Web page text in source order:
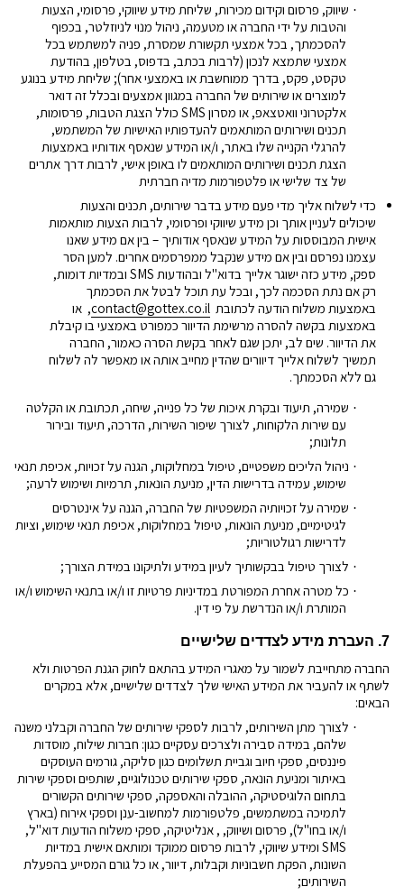
· שיווק, פרסום וקידום מכירות, שליחת מידע שיווקי, פרסומי, הצעות
והטבות על ידי החברה או מטעמה, ניהול מנוי לניוזלטר, בכפוף
להסכמתך, בכל אמצעי תקשורת שמסרת, פניה למשתמש בכל
אמצעי שתמצא לנכון (לרבות בכתב, בדפוס, בטלפון, בהודעת
טקסט, פקס, בדרך ממוחשבת או באמצעי אחר); שליחת מידע בנוגע
למוצרים או שירותים של החברה במגוון אמצעים ובכלל זה דואר
אלקטרוני וואטצאפ, או מסרון SMS כולל הצגת הטבות, פרסומות,
תכנים ושירותים המותאמים להעדפותיו האישיות של המשתמש,
להרגלי הקנייה שלו באתר, ו/או המידע שנאסף אודותיו באמצעות
הצגת תכנים ושירותים המותאמים לו באופן אישי, לרבות דרך אתרים
של צד שלישי או פלטפורמות מדיה חברתית
כדי לשלוח אליך מדי פעם מידע בדבר שירותים, תכנים והצעות
שיכולים לעניין אותך וכן מידע שיווקי ופרסומי, לרבות הצעות מותאמות
אישית המבוססות על המידע שנאסף אודותיך – בין אם מידע שאנו
עצמנו נפרסם ובין אם מידע שנקבל ממפרסמים אחרים. למען הסר
ספק, מידע כזה ישוגר אלייך בדוא"ל ובהודעות SMS ובמדיות דומות,
רק אם נתת הסכמה לכך, ובכל עת תוכל לבטל את הסכמתך
באמצעות משלוח הודעה לכתובת contact@gottex.co.il
, או
באמצעות בקשה להסרה מרשימת הדיוור כמפורט באמצעי בו קיבלת
את הדיוור. שים לב, יתכן שגם לאחר בקשת הסרה כאמור, החברה
תמשיך לשלוח אלייך דיוורים שהדין מחייב אותה או מאפשר לה לשלוח
גם ללא הסכמתך.
· שמירה, תיעוד ובקרת איכות של כל פנייה, שיחה, תכתובת או הקלטה
עם שירות הלקוחות, לצורך שיפור השירות, הדרכה, תיעוד ובירור
תלונות;
· ניהול הליכים משפטיים, טיפול במחלוקות, הגנה על זכויות, אכיפת תנאי
שימוש, עמידה בדרישות הדין, מניעת הונאות, תרמיות ושימוש לרעה;
· שמירה על זכויותיה המשפטיות של החברה, הגנה על אינטרסים
לגיטימיים, מניעת הונאות, טיפול במחלוקות, אכיפת תנאי שימוש, וציות
לדרישות רגולטוריות;
· לצורך טיפול בבקשותיך לעיון במידע ולתיקונו במידת הצורך;
· כל מטרה אחרת המפורטת במדיניות פרטיות זו ו/או בתנאי השימוש ו/או
המותרת ו/או הנדרשת על פי דין.
7. העברת מידע לצדדים שלישיים
החברה מתחייבת לשמור על מאגרי המידע בהתאם לחוק הגנת הפרטות ולא
לשתף או להעביר את המידע האישי שלך לצדדים שלישיים, אלא במקרים
הבאים:
· לצורך מתן השירותים, לרבות לספקי שירותים של החברה וקבלני משנה
שלהם, במידה סבירה ולצרכים עסקיים כגון: חברות שילוח, מוסדות
פיננסים, ספקי חיוב וגביית תשלומים כגון סליקה, גורמים העוסקים
באיתור ומניעת הונאה, ספקי שירותים טכנולוגיים, שותפים וספקי שירות
בתחום הלוגיסטיקה, ההובלה והאספקה, ספקי שירותים הקשורים
לתמיכה במשתמשים, פלטפורמות למחשוב-ענן וספקי אירוח (בארץ
ו/או בחו"ל), פרסום ושיווק, , אנליטיקה, ספקי משלוח הודעות דוא"ל,
SMS ומידע שיווקי, לרבות פרסום ממוקד ומותאם אישית במדיות
השונות, הפקת חשבוניות וקבלות, דיוור, או כל גורם המסייע בהפעלת
השירותים;